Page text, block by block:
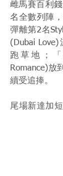
雌馬賽百利
名全數列陣
彈離第2名
(Dubai
跑草地；「
Romance)放
續受追捧。
尾場新達加